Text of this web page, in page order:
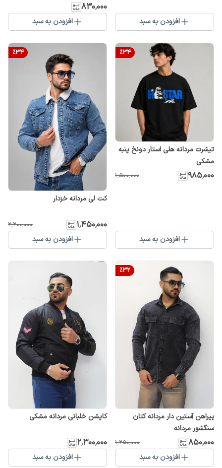
افزودن به سبد
۸۳۰٬۰۰۰
افزودن به سبد
%34
تیشرت مردانه هلی استار دونخ پنبه
مشکی
۹۸۵٬۰۰۰ ۱٬۵۰۰٬۰۰۰
افزودن به سبد
%34
کت لی مردانه خزدار
۱٬۴۵۰٬۰۰۰ ۲٬۲۰۰٬۰۰۰
افزودن به سبد
%32
پیراهن آستین دار مردانه کتان
سنگشور مردانه
۸۵۰٬۰۰۰ ۱٬۲۵۰٬۰۰۰
افزودن به سبد
کاپشن خلبانی مردانه مشکی
۲٬۳۰۰٬۰۰۰
افزودن به سبد